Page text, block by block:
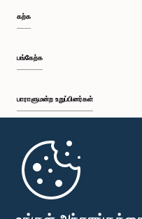
கற்க
பங்கேற்க
பாராளுமன்ற உறுப்பினர்கள்
முதற்பக்கம்
பாராளுமன்ற கையடக்க செயலி